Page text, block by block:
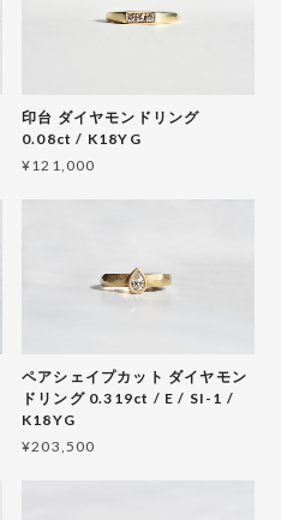
印台 ダイヤモンドリング
0.08ct / K18YG
¥121,000
ペアシェイプカット ダイヤモン
ドリング 0.319ct / E / SI-1 /
K18YG
¥203,500